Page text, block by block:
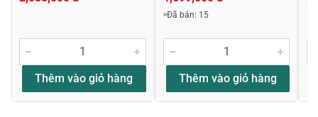
Viết nhận xét về sản phẩm
Đánh giá sao
Thêm vào giỏ hàng
Đã bán: 15
Thêm vào giỏ hàng